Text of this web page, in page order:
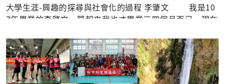
大學生涯-興趣的探尋與社會化的過程 李肇文 我是10
7年畢業的李肇文，算起來我也才畢業三四個月而已，現在
只能給予大家四年來在長庚的經驗。 在讀長庚電子
前，其實我曾在另一所學校讀過一個半學期，但實在是太
混了，所以就被退學進入了重考班蹲了半年，考上了長庚
電子，由於重考過浪費了許多時間因此態度改變很多，在